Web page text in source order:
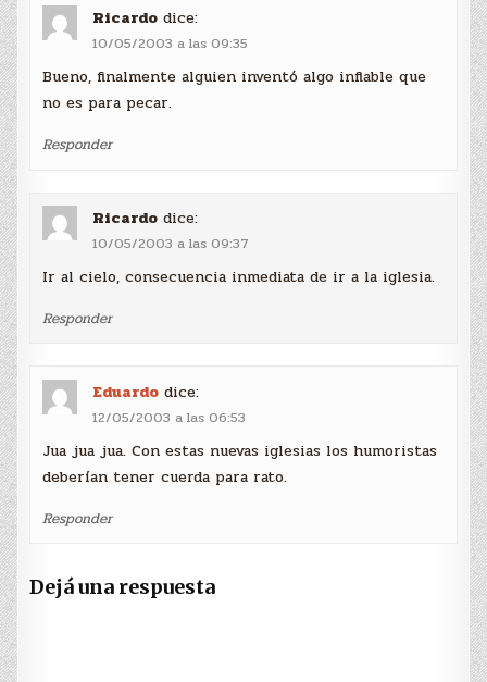
Ricardo dice:
10/05/2003 a las 09:35
Bueno, finalmente alguien inventó algo inflable que
no es para pecar.
Responder
Ricardo dice:
10/05/2003 a las 09:37
Ir al cielo, consecuencia inmediata de ir a la iglesia.
Responder
Eduardo dice:
12/05/2003 a las 06:53
Jua jua jua. Con estas nuevas iglesias los humoristas
deberían tener cuerda para rato.
Responder
Dejá una respuesta